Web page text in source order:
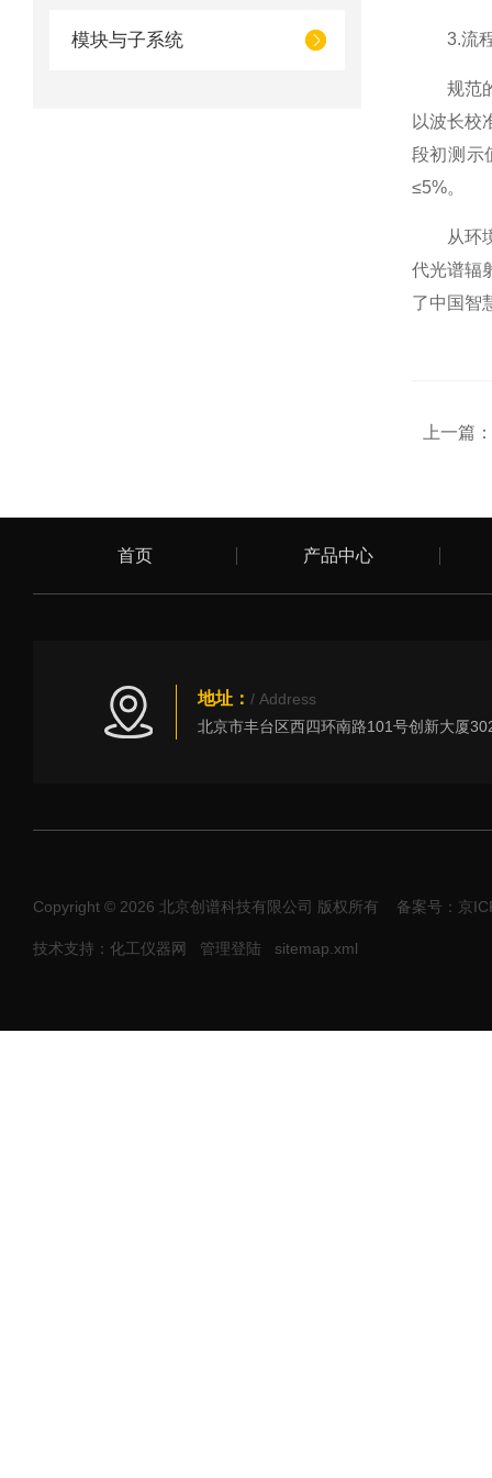
模块与子系统 3.流程
规范的
以波长校
段初测示
≤5%。
从环境
代光谱辐
了中国智
上一篇：
首页 产品中心
地址： / Address
Copyright © 2026 北京创谱科技有限公司 版权所有 备案号：京
技术支持：化工仪器网 管理登陆 sitemap.xml